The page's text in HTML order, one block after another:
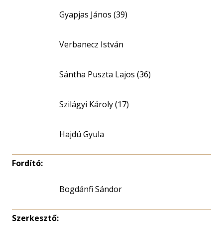
Gyapjas János (39)
Verbanecz István
Sántha Puszta Lajos (36)
Szilágyi Károly (17)
Hajdú Gyula
Fordító:
Bogdánfi Sándor
Szerkesztő: